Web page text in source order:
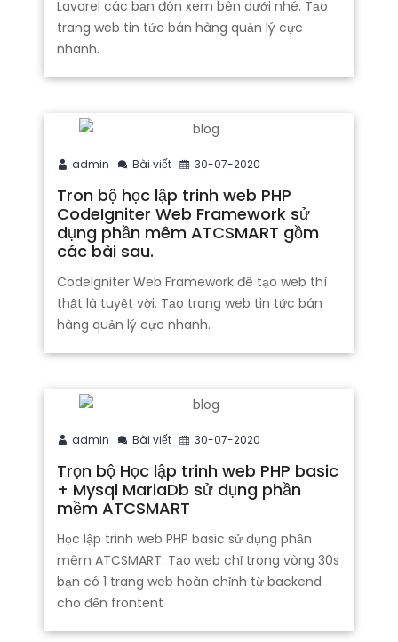
Lavarel các bạn đón xem bên dưới nhé. Tạo
trang web tin tức bán hàng quản lý cực
nhanh.
admin Bài viết 30-07-2020
Tron bộ học lập trinh web PHP
CodeIgniter Web Framework sử
dụng phần mêm ATCSMART gồm
các bài sau.
CodeIgniter Web Framework đê tạo web thì
thật là tuyệt vời. Tạo trang web tin tức bán
hàng quản lý cực nhanh.
admin Bài viết 30-07-2020
Trọn bộ Học lập trinh web PHP basic
+ Mysql MariaDb sử dụng phần
mềm ATCSMART
Học lập trinh web PHP basic sử dụng phần
mêm ATCSMART. Tạo web chỉ trong vòng 30s
bạn có 1 trang web hoàn chỉnh từ backend
cho đến frontent